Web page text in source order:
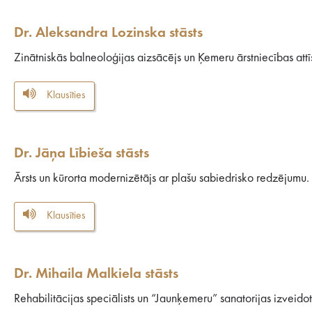
Dr. Aleksandra Lozinska stāsts
Zinātniskās balneoloģijas aizsācējs un Ķemeru ārstniecības
Klausīties
Dr. Jāņa Lībieša stāsts
Ārsts un kūrorta modernizētājs ar plašu sabiedrisko redzējumu.
Klausīties
Dr. Mihaila Malkiela stāsts
Rehabilitācijas speciālists un “Jaunķemeru” sanatorijas